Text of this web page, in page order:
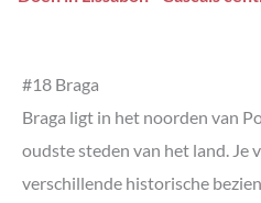
#18 Braga
Braga ligt in het noorden van
oudste steden van het land. Je
verschillende historische